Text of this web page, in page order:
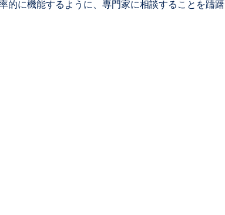
的に機能するように、専門家に相談することを躊躇